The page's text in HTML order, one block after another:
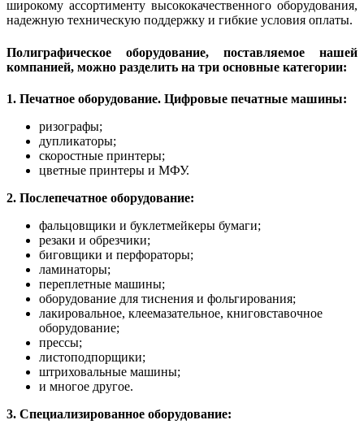
широкому ассортименту высококачественного оборудования,
надежную техническую поддержку и гибкие условия оплаты.
Полиграфическое оборудование, поставляемое нашей
компанией, можно разделить на три основные категории:
1. Печатное оборудование. Цифровые печатные машины:
ризографы;
дупликаторы;
скоростные принтеры;
цветные принтеры и МФУ.
2. Послепечатное оборудование:
фальцовщики и буклетмейкеры бумаги;
резаки и обрезчики;
биговщики и перфораторы;
ламинаторы;
переплетные машины;
оборудование для тиснения и фольгирования;
лакировальное, клеемазательное, книговставочное
оборудование;
прессы;
листоподпорщики;
штриховальные машины;
и многое другое.
3. Специализированное оборудование: